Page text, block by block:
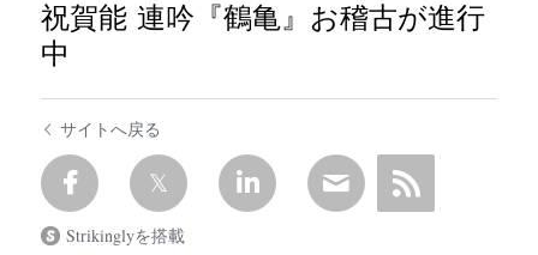
​祝賀能 連吟『鶴亀』お稽古が進行
中
サイトへ戻る
Strikinglyを搭載